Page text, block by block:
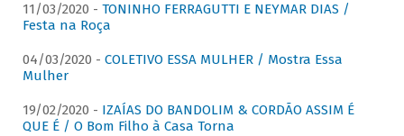
11/03/2020 - TONINHO FERRAGUTTI E NEYMAR DIAS /
Festa na Roça
04/03/2020 - COLETIVO ESSA MULHER / Mostra Essa
Mulher
19/02/2020 - IZAÍAS DO BANDOLIM & CORDÃO ASSIM É
QUE É / O Bom Filho à Casa Torna